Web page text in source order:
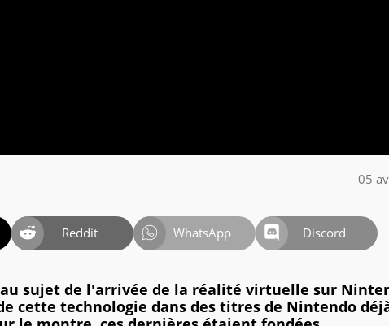
05
Reddit WhatsApp Discord
au sujet de l'arrivée de la réalité virtuelle sur
cette technologie dans des titres de Nintendo